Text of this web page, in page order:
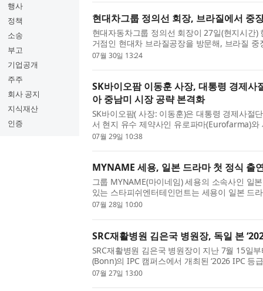
행사
정책
소송
부고
기업공개
주주
회사 공지
지식재산
인증
현대차그룹 정의선 회장, 브라질에서 중
현대자동차그룹 정의선 회장이 27일(현지시간
거점인 현대차 브라질공장을 방문해, 브라질
령 브라질 국빈 방문과 연계해 한국 경제사절
07월 30일 13:24
SK바이오팜 이동훈 사장, 대통령 경제
아 중남미 시장 공략 본격화
SK바이오팜( 사장: 이동훈)은 대통령 경제사절
서 현지 유수 제약사인 유로파마(Eurofarma)
(MOU)을 체결하고 세노바메이트 브라질 출시
07월 29일 10:38
MYNAME 세용, 일본 드라마 첫 정식 출
그룹 MYNAME(마이네임) 세용의 소속사인 일
있는 스타피쉬엔터테인먼트는 세용이 일본 드
새로운 도전에 나섰다고 밝혔다. 세용은 후지
07월 28일 10:00
SRC재활병원 김은국 병원장, 독일 본
SRC재활병원 김은국 병원장이 지난 7월 15일
(Bonn)의 IPC 캠퍼스에서 개최된 ‘2026 IPC
Meeting)’에 대한장애인체육회 등급분류 위원
07월 27일 13:00